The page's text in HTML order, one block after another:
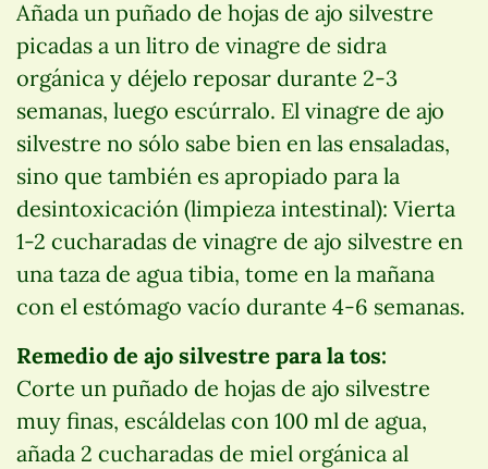
Añada un puñado de hojas de ajo silvestre
picadas a un litro de vinagre de sidra
orgánica y déjelo reposar durante 2-3
semanas, luego escúrralo. El vinagre de ajo
silvestre no sólo sabe bien en las ensaladas,
sino que también es apropiado para la
desintoxicación (limpieza intestinal): Vierta
1-2 cucharadas de vinagre de ajo silvestre en
una taza de agua tibia, tome en la mañana
con el estómago vacío durante 4-6 semanas.
Remedio de ajo silvestre para la tos:
Corte un puñado de hojas de ajo silvestre
muy finas, escáldelas con 100 ml de agua,
añada 2 cucharadas de miel orgánica al